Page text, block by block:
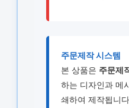
주문제작 시스템
본 상품은 주문제
하는 디자인과 메
쇄하여 제작됩니